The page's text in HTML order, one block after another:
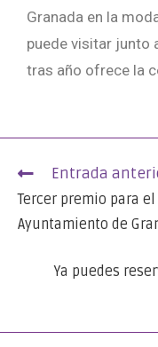
Granada en la
puede visitar junto
tras año ofrece la
Entrada
Tercer premio para
Ayuntamiento de
Ya puedes